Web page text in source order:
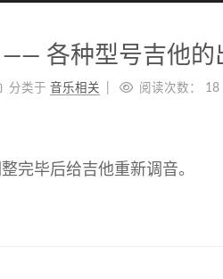
各种型号吉他的
分类于 音乐相关 阅读次数： 18
完毕后给吉他重新调音。